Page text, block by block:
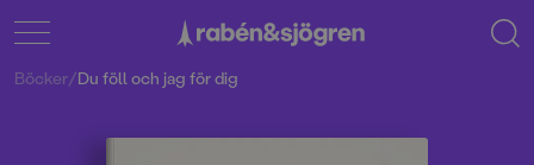
Böcker/Du föll och jag för dig